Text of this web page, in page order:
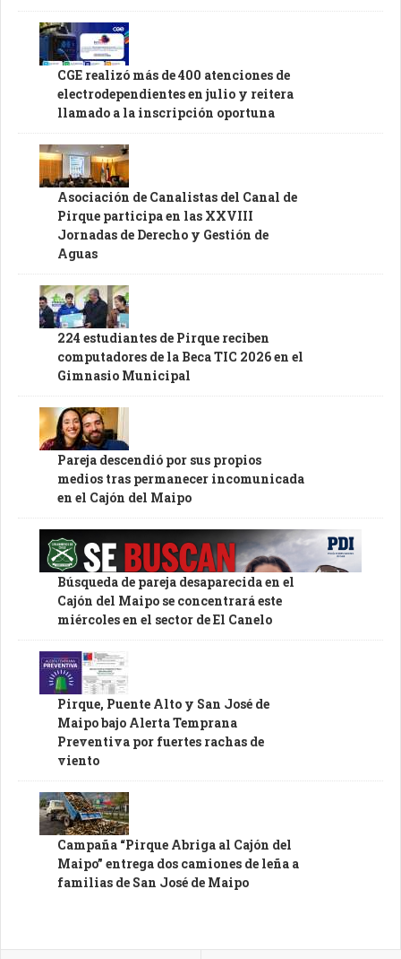
CGE realizó más de 400 atenciones de
electrodependientes en julio y reitera
llamado a la inscripción oportuna
Asociación de Canalistas del Canal de
Pirque participa en las XXVIII
Jornadas de Derecho y Gestión de
Aguas
224 estudiantes de Pirque reciben
computadores de la Beca TIC 2026 en el
Gimnasio Municipal
Pareja descendió por sus propios
medios tras permanecer incomunicada
en el Cajón del Maipo
Búsqueda de pareja desaparecida en el
Cajón del Maipo se concentrará este
miércoles en el sector de El Canelo
Pirque, Puente Alto y San José de
Maipo bajo Alerta Temprana
Preventiva por fuertes rachas de
viento
Campaña “Pirque Abriga al Cajón del
Maipo” entrega dos camiones de leña a
familias de San José de Maipo